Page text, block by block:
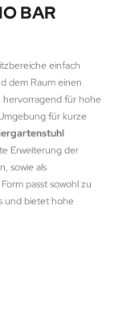
BAR
einfach
dem Raum einen
hervorragend für hohe
für kurze
Erweiterung der
sowie als
passt sowohl zu
und bietet hohe